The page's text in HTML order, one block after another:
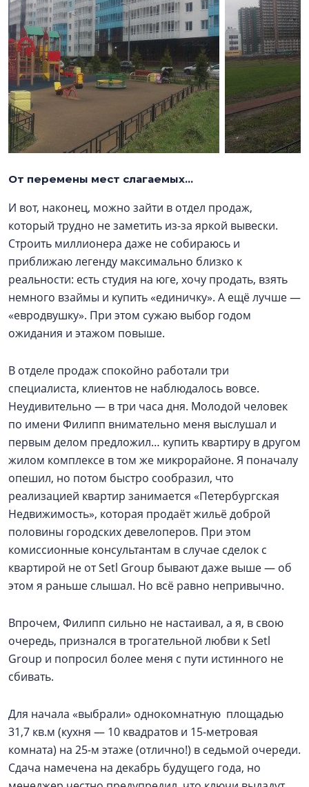
От перемены мест слагаемых…
И вот, наконец, можно зайти в отдел продаж,
который трудно не заметить из-за яркой вывески.
Строить миллионера даже не собираюсь и
приближаю легенду максимально близко к
реальности: есть студия на юге, хочу продать, взять
немного взаймы и купить «единичку». А ещё лучше —
«евродвушку». При этом сужаю выбор годом
ожидания и этажом повыше.
В отделе продаж спокойно работали три
специалиста, клиентов не наблюдалось вовсе.
Неудивительно — в три часа дня. Молодой человек
по имени Филипп внимательно меня выслушал и
первым делом предложил… купить квартиру в другом
жилом комплексе в том же микрорайоне. Я поначалу
опешил, но потом быстро сообразил, что
реализацией квартир занимается «Петербургская
Недвижимость», которая продаёт жильё доброй
половины городских девелоперов. При этом
комиссионные консультантам в случае сделок с
квартирой не от Setl Group бывают даже выше — об
этом я раньше слышал. Но всё равно непривычно.
Впрочем, Филипп сильно не настаивал, а я, в свою
очередь, признался в трогательной любви к Setl
Group и попросил более меня с пути истинного не
сбивать.
Для начала «выбрали» однокомнатную площадью
31,7 кв.м (кухня — 10 квадратов и 15-метровая
комната) на 25-м этаже (отлично!) в седьмой очереди.
Сдача намечена на декабрь будущего года, но